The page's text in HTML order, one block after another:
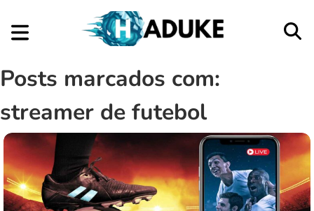
Posts marcados com:
streamer de futebol